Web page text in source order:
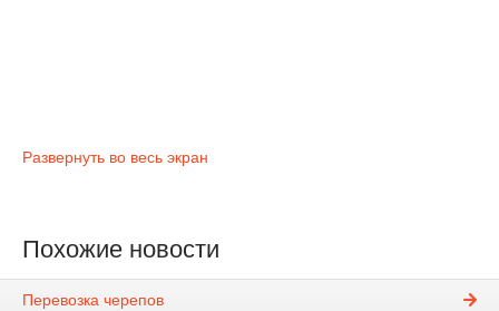
Развернуть во весь экран
Похожие новости
Перевозка черепов